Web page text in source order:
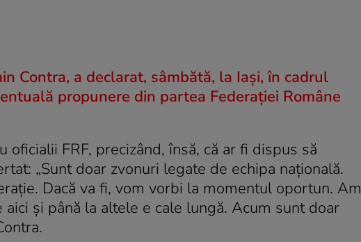
Contra, a declarat, sâmbătă, la Iaşi, în cadrul
propunere din partea Federaţiei Române
FRF, precizând, însă, că ar fi dispus să
„Sunt doar zvonuri legate de echipa naţională.
Dacă va fi, vom vorbi la momentul oportun. Am
şi până la altele e cale lungă. Acum sunt doar